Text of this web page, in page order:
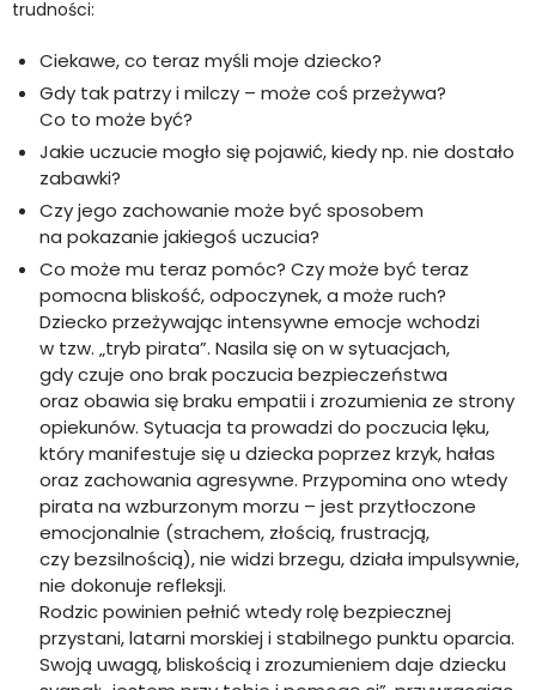
trudności:
Ciekawe, co teraz myśli moje dziecko?
Gdy tak patrzy i milczy – może coś przeżywa?
Co to może być?
Jakie uczucie mogło się pojawić, kiedy np. nie dostało
zabawki?
Czy jego zachowanie może być sposobem
na pokazanie jakiegoś uczucia?
Co może mu teraz pomóc? Czy może być teraz
pomocna bliskość, odpoczynek, a może ruch?
Dziecko przeżywając intensywne emocje wchodzi
w tzw. „tryb pirata”. Nasila się on w sytuacjach,
gdy czuje ono brak poczucia bezpieczeństwa
oraz obawia się braku empatii i zrozumienia ze strony
opiekunów. Sytuacja ta prowadzi do poczucia lęku,
który manifestuje się u dziecka poprzez krzyk, hałas
oraz zachowania agresywne. Przypomina ono wtedy
pirata na wzburzonym morzu – jest przytłoczone
emocjonalnie (strachem, złością, frustracją,
czy bezsilnością), nie widzi brzegu, działa impulsywnie,
nie dokonuje refleksji.
Rodzic powinien pełnić wtedy rolę bezpiecznej
przystani, latarni morskiej i stabilnego punktu oparcia.
Swoją uwagą, bliskością i zrozumieniem daje dziecku